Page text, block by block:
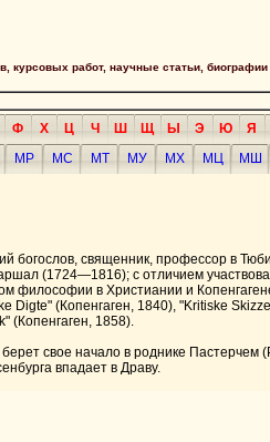
работ, научные статьи, биографии
Ф Х Ц Ч Ш Щ Ы Э Ю Я
МР МС МТ МУ МХ МЦ МШ
священник, профессор в
(1724—1816); с отличием
философии в Христиании и
Digte" (Копенгаген, 1840), "Kritiske
(Копенгаген, 1858).
свое начало в роднике
впадает в Драву.